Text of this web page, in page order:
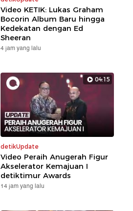
Video KETIK: Lukas Graham
Bocorin Album Baru hingga
Kedekatan dengan Ed
Sheeran
4 jam yang lalu
04:15
detikUpdate
Video Peraih Anugerah Figur
Akselerator Kemajuan I
detiktimur Awards
14 jam yang lalu